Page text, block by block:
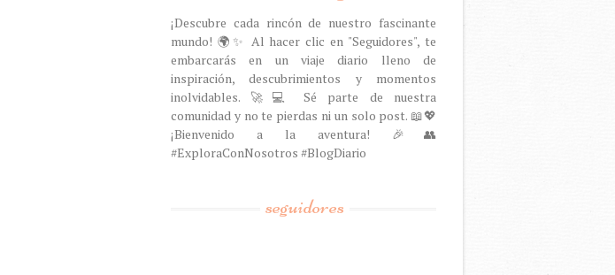
¡Descubre cada rincón de nuestro fascinante
mundo! 🌍✨ Al hacer clic en "Seguidores", te
embarcarás en un viaje diario lleno de
inspiración, descubrimientos y momentos
inolvidables. 🚀💻 Sé parte de nuestra
comunidad y no te pierdas ni un solo post. 📖💖
¡Bienvenido a la aventura! 🎉👥
#ExploraConNosotros #BlogDiario
seguidores